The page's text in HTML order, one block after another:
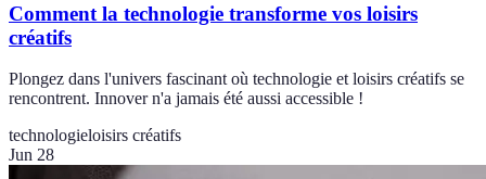
Comment la technologie transforme vos loisirs
créatifs
Plongez dans l'univers fascinant où technologie et loisirs créatifs se
rencontrent. Innover n'a jamais été aussi accessible !
technologieloisirs créatifs
Jun 28